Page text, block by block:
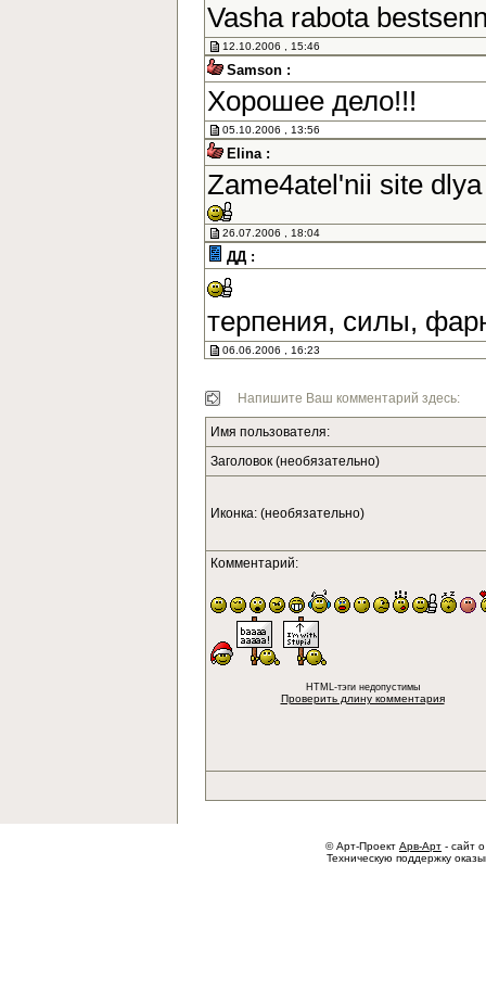
Vasha rabota
12.10.2006 , 15:46
Samson :
Хорошее дело!!!
05.10.2006 , 13:56
Elina :
Zame4atel'nii site
26.07.2006 , 18:04
ДД :
терпения, силы,
06.06.2006 , 16:23
Напишите Ваш комментарий здесь:
Имя пользователя:
Заголовок (необязательно)
Иконка: (необязательно)
Комментарий:
HTML-тэги недопустимы
Проверить длину комментария
© Арт-Проект Арв-Арт - сайт
Техническую поддержку